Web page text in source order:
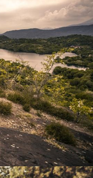
Битрикс